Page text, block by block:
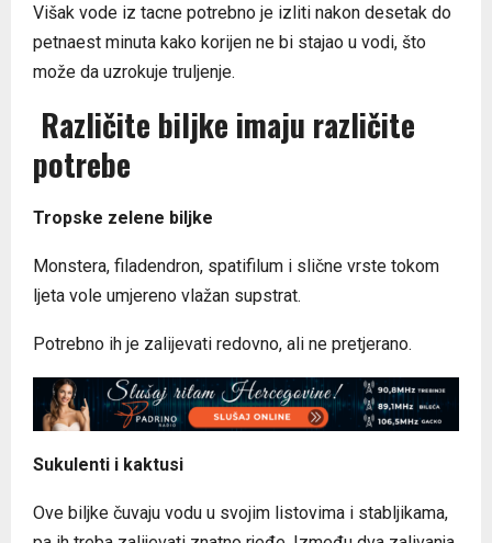
Višak vode iz tacne potrebno je izliti nakon desetak do
petnaest minuta kako korijen ne bi stajao u vodi, što
može da uzrokuje truljenje.
Različite biljke imaju različite
potrebe
Tropske zelene biljke
Monstera, filadendron, spatifilum i slične vrste tokom
ljeta vole umjereno vlažan supstrat.
Potrebno ih je zalijevati redovno, ali ne pretjerano.
Sukulenti i kaktusi
Ove biljke čuvaju vodu u svojim listovima i stabljikama,